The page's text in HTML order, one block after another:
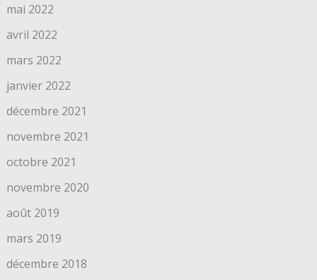
mai 2022
avril 2022
mars 2022
janvier 2022
décembre 2021
novembre 2021
octobre 2021
novembre 2020
août 2019
mars 2019
décembre 2018